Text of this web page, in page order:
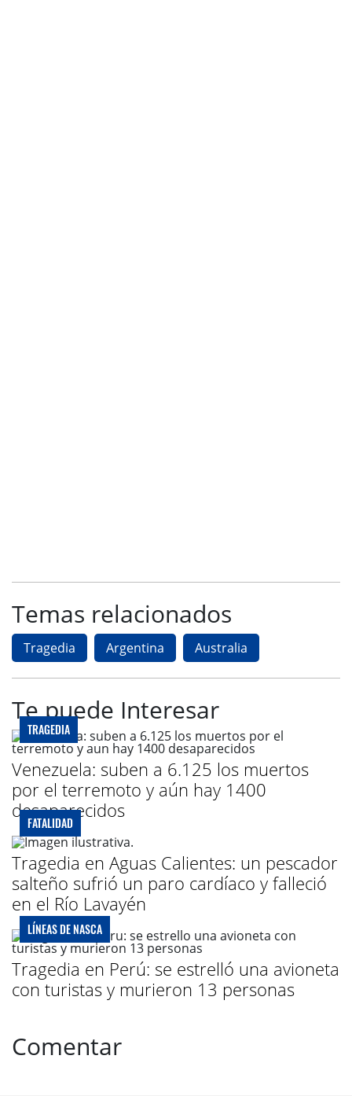
Temas relacionados
Tragedia Argentina Australia
Te puede Interesar
TRAGEDIA
Venezuela: suben a 6.125 los muertos
por el terremoto y aún hay 1400
desaparecidos
FATALIDAD
Tragedia en Aguas Calientes: un pescador
salteño sufrió un paro cardíaco y falleció
en el Río Lavayén
LÍNEAS DE NASCA
Tragedia en Perú: se estrelló una avioneta
con turistas y murieron 13 personas
Comentar